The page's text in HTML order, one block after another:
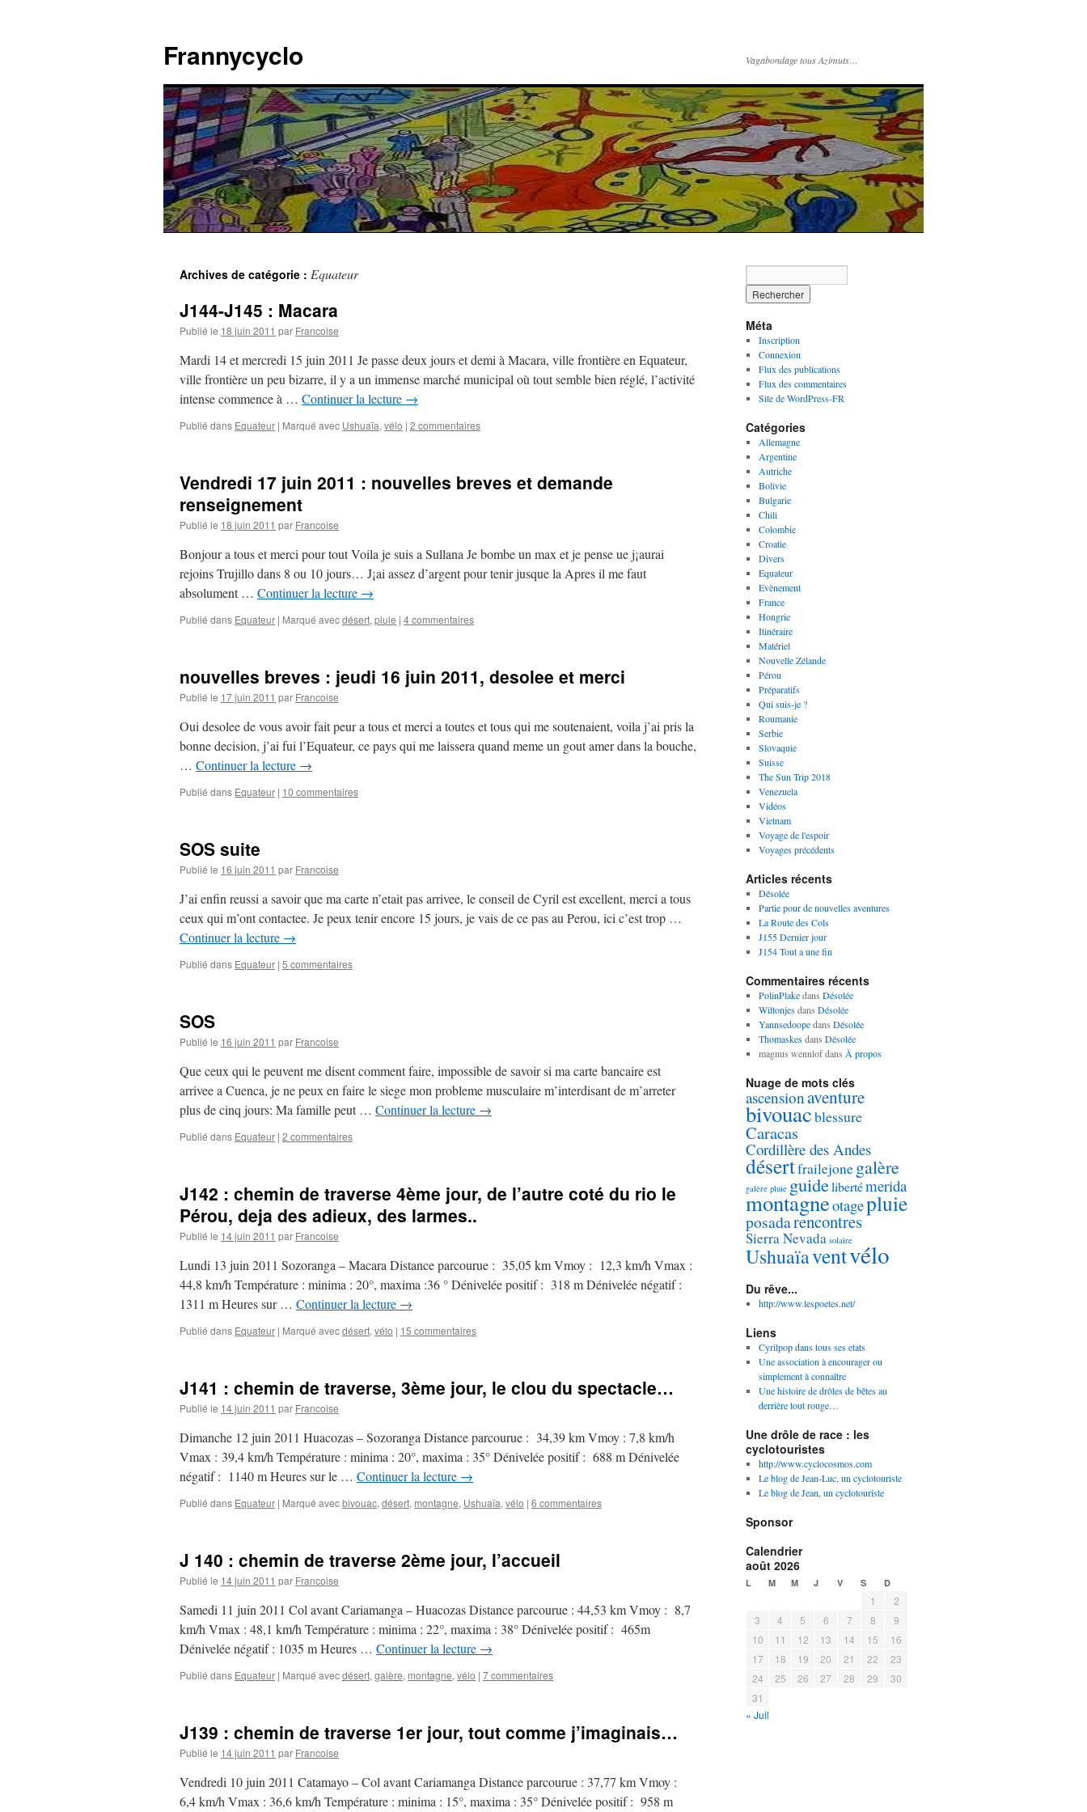
contenu
Frannycyclo Vagabondage tous Azimuts…
Archives de catégorie : Equateur
J144-J145 : Macara
Publié le 18 juin 2011 par Francoise
Mardi 14 et mercredi 15 juin 2011 Je passe deux jours et demi à Macara, ville frontière en Equateur,
ville frontière un peu bizarre, il y a un immense marché municipal où tout semble bien réglé, l’activité
intense commence à … Continuer la lecture →
Publié dans Equateur | Marqué avec Ushuaïa, vélo | 2 commentaires
Vendredi 17 juin 2011 : nouvelles breves et demande
renseignement
Publié le 18 juin 2011 par Francoise
Bonjour a tous et merci pour tout Voila je suis a Sullana Je bombe un max et je pense ue j¡aurai
rejoins Trujillo dans 8 ou 10 jours… J¡ai assez d’argent pour tenir jusque la Apres il me faut
absolument … Continuer la lecture →
Publié dans Equateur | Marqué avecdésert, pluie | 4 commentaires
nouvelles breves : jeudi 16 juin 2011, desolee et merci
Publié le 17 juin 2011 par Francoise
Oui desolee de vous avoir fait peur a tous et merci a toutes et tous qui me soutenaient, voila j’ai pris la
bonne decision, j’ai fui l’Equateur, ce pays qui me laissera quand meme un gout amer dans la bouche,
… Continuer la lecture →
Publié dans Equateur | 10 commentaires
SOS suite
Publié le 16 juin 2011 par Francoise
J’ai enfin reussi a savoir que ma carte n’etait pas arrivee, le conseil de Cyril est excellent, merci a tous
ceux qui m’ont contactee. Je peux tenir encore 15 jours, je vais de ce pas au Perou, ici c’est trop …
Continuer la lecture →
Publié dans Equateur | 5 commentaires
SOS
Publié le 16 juin 2011 par Francoise
Que ceux qui le peuvent me disent comment faire, impossible de savoir si ma carte bancaire est
arrivee a Cuenca, je ne peux en faire le siege mon probleme musculaire m’interdisant de m’arreter
plus de cinq jours: Ma famille peut … Continuer la lecture →
Publié dans Equateur | 2 commentaires
J142 : chemin de traverse 4ème jour, de l’autre coté du rio le
Pérou, deja des adieux, des larmes..
Publié le 14 juin 2011 par Francoise
Lundi 13 juin 2011 Sozoranga – Macara Distance parcourue : 35,05 km Vmoy : 12,3 km/h Vmax :
44,8 km/h Température : minima : 20°, maxima :36 ° Dénivelée positif : 318 m Dénivelée négatif :
1311 m Heures sur … Continuer la lecture →
Publié dans Equateur | Marqué avecdésert, vélo | 15 commentaires
J141 : chemin de traverse, 3ème jour, le clou du spectacle…
Publié le 14 juin 2011 par Francoise
Dimanche 12 juin 2011 Huacozas – Sozoranga Distance parcourue : 34,39 km Vmoy : 7,8 km/h
Vmax : 39,4 km/h Température : minima : 20°, maxima : 35° Dénivelée positif : 688 m Dénivelée
négatif : 1140 m Heures sur le … Continuer la lecture →
Publié dans Equateur | Marqué avecbivouac, désert, montagne, Ushuaïa, vélo | 6 commentaires
J 140 : chemin de traverse 2ème jour, l’accueil
Publié le 14 juin 2011 par Francoise
Samedi 11 juin 2011 Col avant Cariamanga – Huacozas Distance parcourue : 44,53 km Vmoy : 8,7
km/h Vmax : 48,1 km/h Température : minima : 22°, maxima : 38° Dénivelée positif : 465m
Dénivelée négatif : 1035 m Heures … Continuer la lecture →
Publié dans Equateur | Marqué avecdésert, galère, montagne, vélo | 7 commentaires
J139 : chemin de traverse 1er jour, tout comme j’imaginais…
Publié le 14 juin 2011 par Francoise
Vendredi 10 juin 2011 Catamayo – Col avant Cariamanga Distance parcourue : 37,77 km Vmoy :
6,4 km/h Vmax : 36,6 km/h Température : minima : 15°, maxima : 35° Dénivelée positif : 958 m
Méta
Inscription
Connexion
Flux des publications
Flux des commentaires
Site de WordPress-FR
Catégories
Allemagne
Argentine
Autriche
Bolivie
Bulgarie
Chili
Colombie
Croatie
Divers
Equateur
Evènement
France
Hongrie
Itinéraire
Matériel
Nouvelle Zélande
Pérou
Préparatifs
Qui suis-je ?
Roumanie
Serbie
Slovaquie
Suisse
The Sun Trip 2018
Venezuela
Vidéos
Vietnam
Voyage de l'espoir
Voyages précédents
Articles récents
Désolée
Partie pour de nouvelles aventures
La Route des Cols
J155 Dernier jour
J154 Tout a une fin
Commentaires récents
PolinPlakedans Désolée
Wiltonjesdans Désolée
Yannsedoopedans Désolée
Thomaskesdans Désolée
magnus wennlofdans À propos
Nuage de mots clés
ascensionaventure
bivouacblessure
Caracas
Cordillère des Andes
désertfrailejonegalère
galère pluie guidelibertémerida
montagneotagepluie
posadarencontres
Sierra Nevada solaire
Ushuaïaventvélo
Du rêve...
http://www.lespoetes.net/
Liens
Cyrilpop dans tous ses etats
Une association à encourager ou
simplement à connaître
Une histoire de drôles de bêtes au
derrière tout rouge…
Une drôle de race : les
cyclotouristes
http://www.cyclocosmos.com
Le blog de Jean-Luc, un cyclotouriste
Le blog de Jean, un cyclotouriste
Sponsor
Calendrier
août 2026
L M M J V S D
1
2
3
4 5 6 7 8
9
10
11 12 13 14 15
16
17
18 19 20 21 22
23
24
25 26 27 28 29
30
31
« Juil